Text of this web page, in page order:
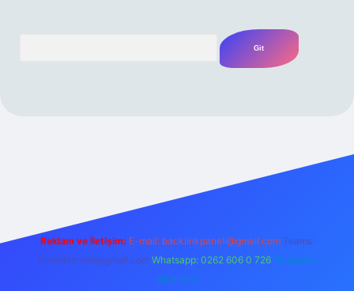
Reklam ve İletişim: E-mail: backlinkpaneli@gmail.com Teams:
forumhizmeti@gmail.com Whatsapp: 0262 606 0 726 Telegram:
@karabul